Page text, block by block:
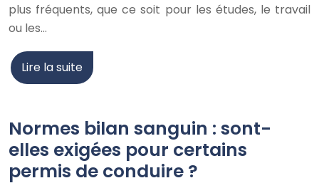
plus fréquents, que ce soit pour les études, le travail
ou les…
Lire la suite
Normes bilan sanguin : sont-
elles exigées pour certains
permis de conduire ?